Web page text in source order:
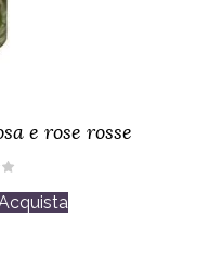
e rose rosse